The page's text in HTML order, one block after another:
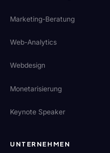
Marketing-Beratung
Web-Analytics
Webdesign
Monetarisierung
Keynote Speaker
UNTERNEHMEN